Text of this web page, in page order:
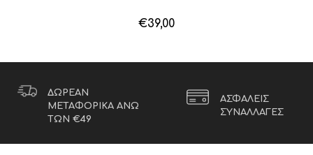
€39,00
ΔΩΡΕΑΝ
ΜΕΤΑΦΟΡΙΚΑ ΑΝΩ
ΤΩΝ €49
ΑΣΦΑΛΕΙΣ
ΣΥΝΑΛΛΑΓΕΣ